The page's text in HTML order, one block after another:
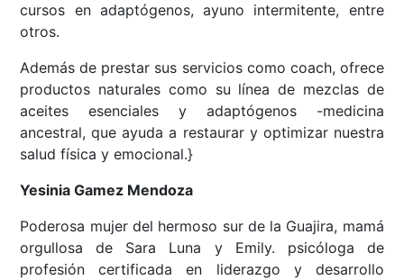
cursos en adaptógenos, ayuno intermitente, entre
otros.
Además de prestar sus servicios como coach, ofrece
productos naturales como su línea de mezclas de
aceites esenciales y adaptógenos -medicina
ancestral, que ayuda a restaurar y optimizar nuestra
salud física y emocional.}
Yesinia Gamez Mendoza
Poderosa mujer del hermoso sur de la Guajira, mamá
orgullosa de Sara Luna y Emily. psicóloga de
profesión certificada en liderazgo y desarrollo